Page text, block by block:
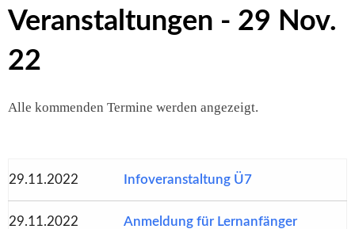
Veranstaltungen - 29 Nov.
22
Alle kommenden Termine werden angezeigt.
29.11.2022 Infoveranstaltung Ü7
29.11.2022 Anmeldung für Lernanfänger